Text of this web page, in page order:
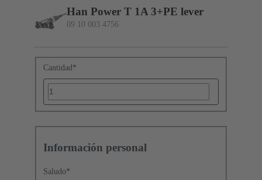
Han Power T 1A 3+PE lever
09 10 003 4756
Cantidad*
Información personal
Saludo*